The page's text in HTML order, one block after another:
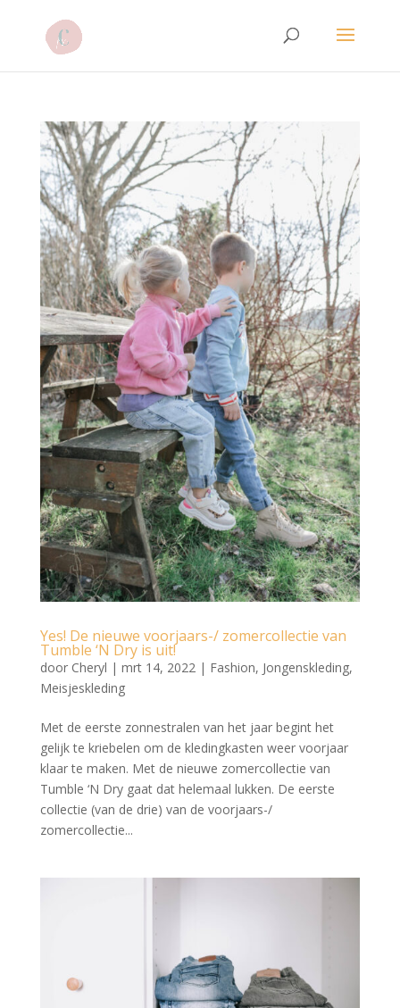
Yes! De nieuwe voorjaars-/ zomercollectie van
Tumble ‘N Dry is uit!
door Cheryl | mrt 14, 2022 | Fashion, Jongenskleding,
Meisjeskleding
Met de eerste zonnestralen van het jaar begint het
gelijk te kriebelen om de kledingkasten weer voorjaar
klaar te maken. Met de nieuwe zomercollectie van
Tumble ‘N Dry gaat dat helemaal lukken. De eerste
collectie (van de drie) van de voorjaars-/
zomercollectie...